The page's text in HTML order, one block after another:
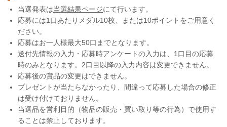
当選発表は当選結果ページにて行います。
応募には1口あたりメダル10枚、または10ポイントをご用意く
ださい。
応募はお一人様最大50口までとなります。
送付先情報の入力・応募時アンケートの入力は、1口目の応募
時のみとなります。2口目以降の入力内容は変更できません。
応募後の賞品の変更はできません。
プレゼントが当たらなかったり、間違って応募した場合の修正
は受け付けておりません。
当選品を営利目的（物品の販売・買い取り等の行為）で使用す
ることは禁止しております。